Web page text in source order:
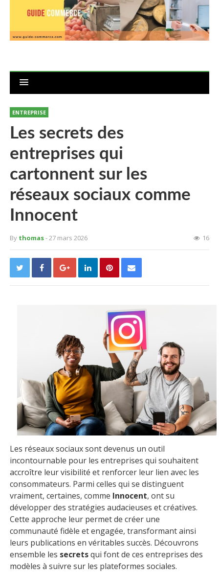
ENTREPRISE
Les secrets des
entreprises qui
cartonnent sur les
réseaux sociaux comme
Innocent
By thomas- 27 mars 2026 16
Les réseaux sociaux sont devenus un outil
incontournable pour les entreprises qui souhaitent
accroître leur visibilité et renforcer leur lien avec les
consommateurs. Parmi celles qui se distinguent
vraiment, certaines, comme Innocent, ont su
développer des stratégies audacieuses et créatives.
Cette approche leur permet de créer une
communauté fidèle et engagée, transformant ainsi
leurs publications en véritables succès. Découvrons
ensemble les secretsqui font de ces entreprises des
modèles à suivre sur les plateformes sociales.